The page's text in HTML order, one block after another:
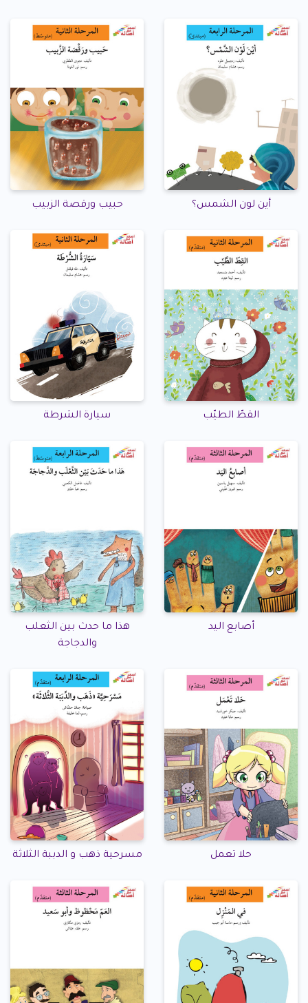
أين لون الشمس؟ حبيب ورقصة الزبيب
القطّ الطيّب سيارة الشرطة
أصابع اليد
هذا ما حدث بين الثعلب
والدجاجة
حلا تعمل مسرحية ذهب و الدببة الثلاثة